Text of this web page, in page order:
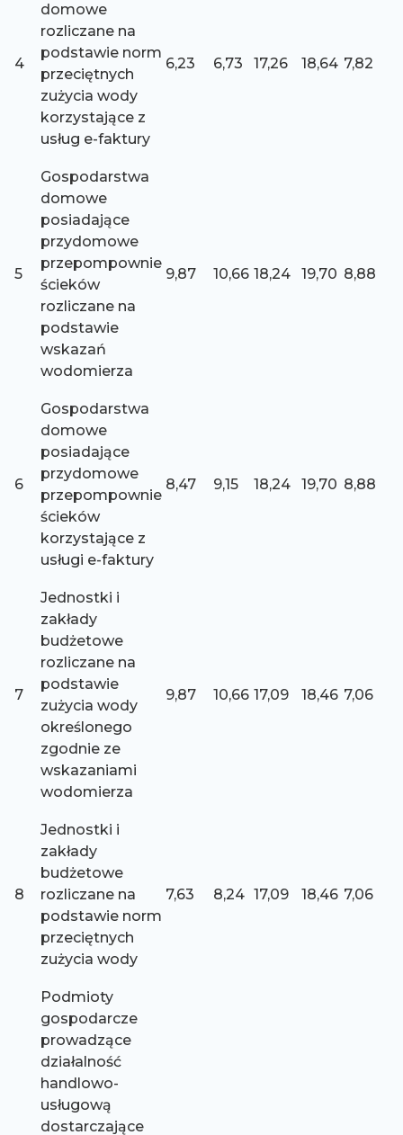
4
domowe
rozliczane na
podstawie norm
przeciętnych
zużycia wody
korzystające z
usług e-faktury
6,23 6,73 17,26 18,64 7,82
5
Gospodarstwa
domowe
posiadające
przydomowe
przepompownie
ścieków
rozliczane na
podstawie
wskazań
wodomierza
9,87 10,66 18,24 19,70 8,88
6
Gospodarstwa
domowe
posiadające
przydomowe
przepompownie
ścieków
korzystające z
usługi e-faktury
8,47 9,15 18,24 19,70 8,88
7
Jednostki i
zakłady
budżetowe
rozliczane na
podstawie
zużycia wody
określonego
zgodnie ze
wskazaniami
wodomierza
9,87 10,66 17,09 18,46 7,06
8
Jednostki i
zakłady
budżetowe
rozliczane na
podstawie norm
przeciętnych
zużycia wody
7,63 8,24 17,09 18,46 7,06
Podmioty
gospodarcze
prowadzące
działalność
handlowo-
usługową
dostarczające